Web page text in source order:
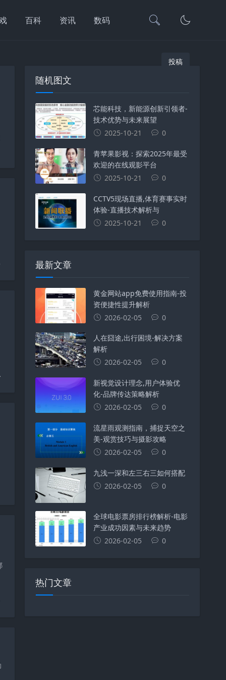
百科 资讯 数码
投稿
配置文件 #游戏开发
前端
edge #access #资源管理器 # win #microso
器 工具 #联想
随机图文
芯能科技，新能源创新引领者-
技术优势与未来展望
2025-10-21
0
青苹果影视：探索2025年最受
欢迎的在线观影平台
2025-10-21
0
CCTV5现场直播,体育赛事实时
体验-直播技术解析与
2025-10-21
0
最新文章
黄金网站app免费使用指南-投
资便捷性提升解析
2026-02-05
0
人在囧途,出行困境-解决方案
解析
2026-02-05
0
新视觉设计理念,用户体验优
化-品牌传达策略解析
2026-02-05
0
流星雨观测指南，捕捉天空之
美-观赏技巧与摄影攻略
2026-02-05
0
九浅一深和左三右三如何搭配
2026-02-05
0
全球电影票房排行榜解析-电影
产业成功因素与未来趋势
2026-02-05
0
热门文章